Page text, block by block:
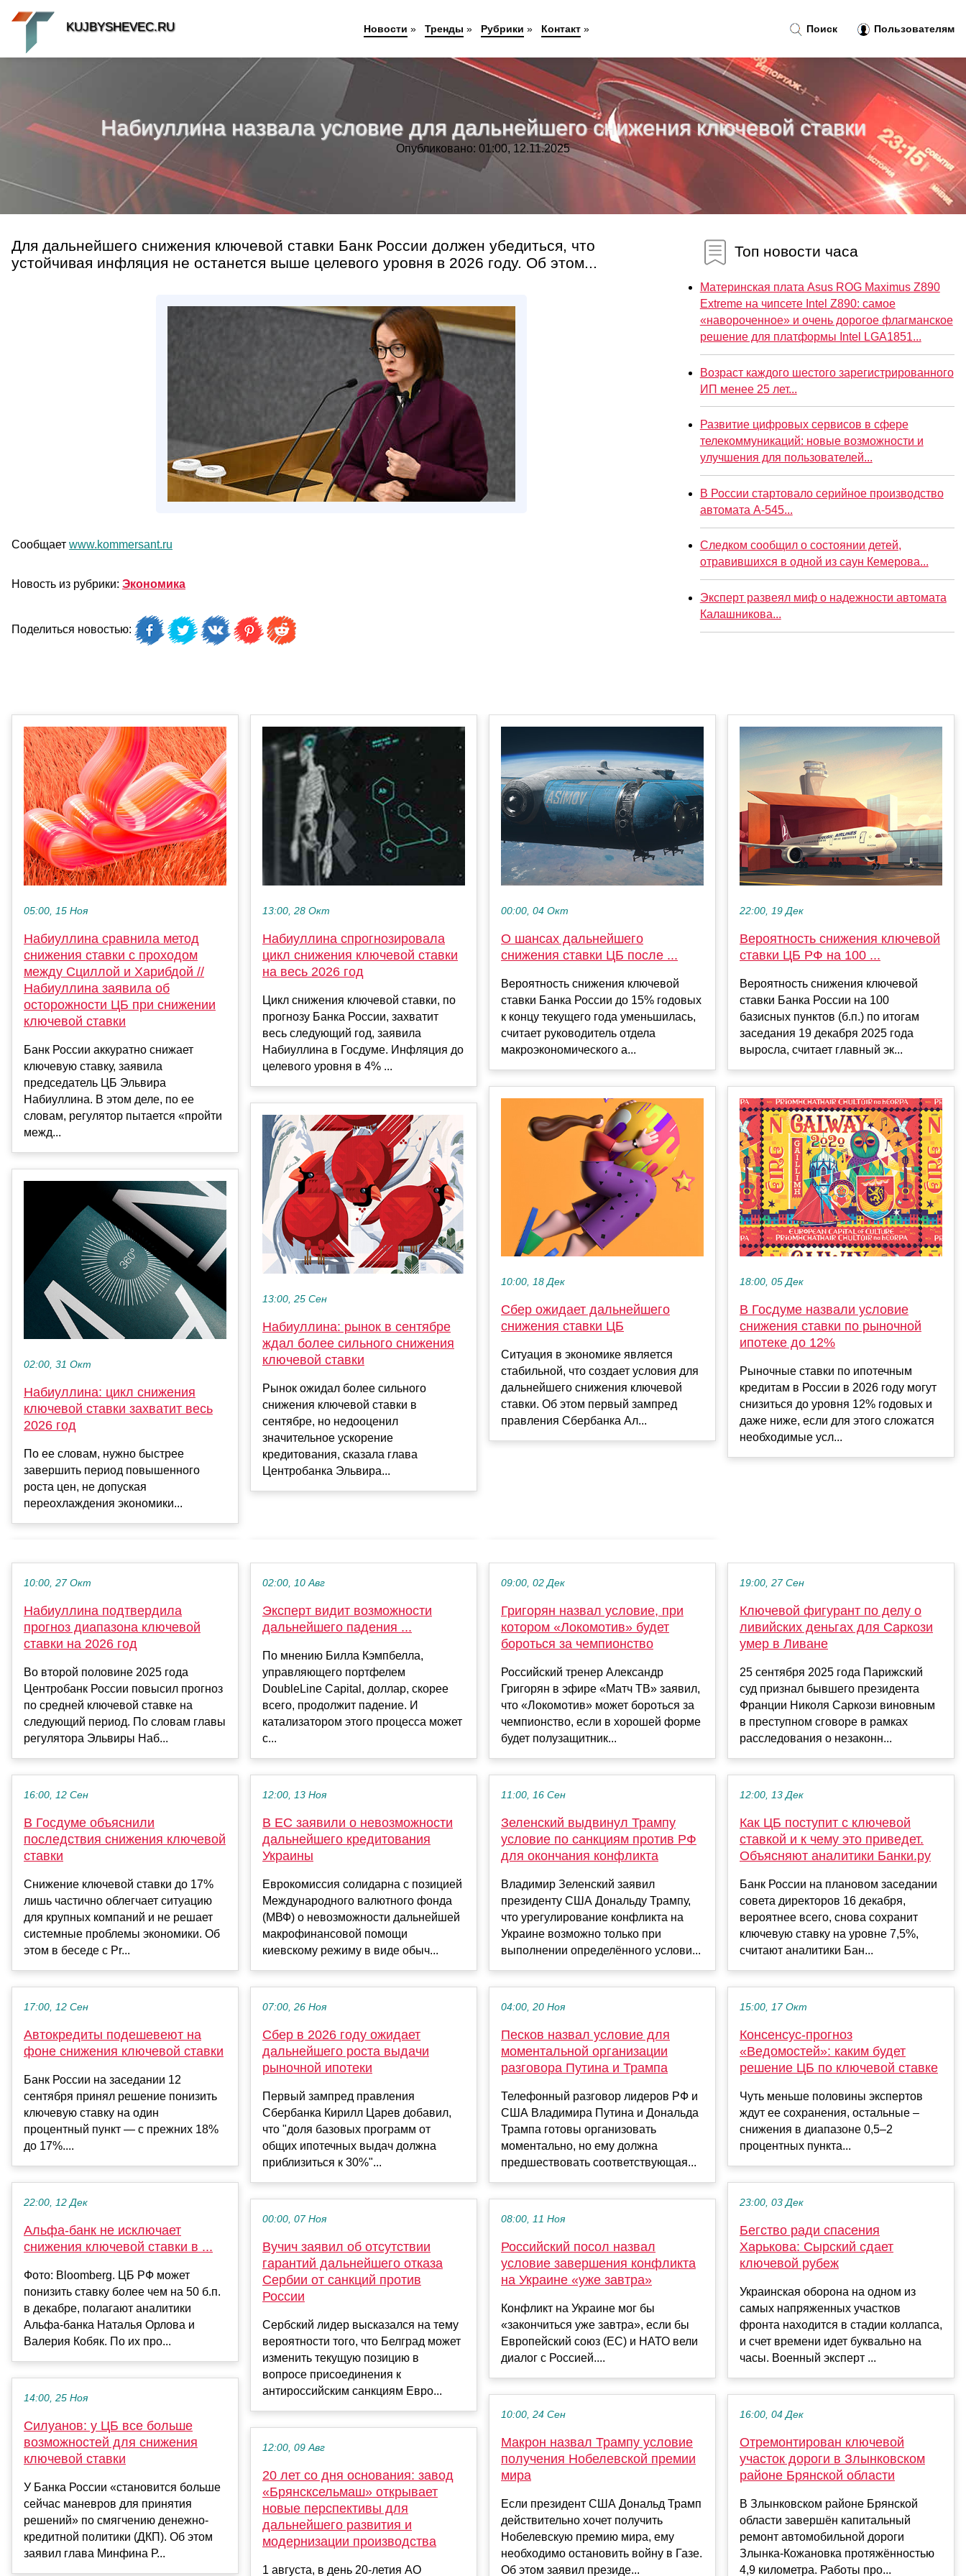
Набиуллина назвала условие для дальнейшего снижения ключевой ставки
Опубликовано: 01:00, 12.11.2025
Для дальнейшего снижения ключевой ставки Банк России должен убедиться, что
устойчивая инфляция не останется выше целевого уровня в 2026 году. Об этом...
Сообщает www.kommersant.ru
Новость из рубрики: Экономика
Поделиться новостью:
Топ новости часа
Материнская плата Asus ROG Maximus Z890
Extreme на чипсете Intel Z890: самое
«навороченное» и очень дорогое флагманское
решение для платформы Intel LGA1851...
Возраст каждого шестого зарегистрированного
ИП менее 25 лет...
Развитие цифровых сервисов в сфере
телекоммуникаций: новые возможности и
улучшения для пользователей...
В России стартовало серийное производство
автомата А-545...
Следком сообщил о состоянии детей,
отравившихся в одной из саун Кемерова...
Эксперт развеял миф о надежности автомата
Калашникова...
05:00, 15 Ноя
Набиуллина сравнила метод
снижения ставки с проходом
между Сциллой и Харибдой //
Набиуллина заявила об
осторожности ЦБ при снижении
ключевой ставки
Банк России аккуратно снижает
ключевую ставку, заявила
председатель ЦБ Эльвира
Набиуллина. В этом деле, по ее
словам, регулятор пытается «пройти
межд...
02:00, 31 Окт
Набиуллина: цикл снижения
ключевой ставки захватит весь
2026 год
По ее словам, нужно быстрее
завершить период повышенного
роста цен, не допуская
переохлаждения экономики...
13:00, 28 Окт
Набиуллина спрогнозировала
цикл снижения ключевой ставки
на весь 2026 год
Цикл снижения ключевой ставки, по
прогнозу Банка России, захватит
весь следующий год, заявила
Набиуллина в Госдуме. Инфляция до
целевого уровня в 4% ...
13:00, 25 Сен
Набиуллина: рынок в сентябре
ждал более сильного снижения
ключевой ставки
Рынок ожидал более сильного
снижения ключевой ставки в
сентябре, но недооценил
значительное ускорение
кредитования, сказала глава
Центробанка Эльвира...
00:00, 04 Окт
О шансах дальнейшего
снижения ставки ЦБ после ...
Вероятность снижения ключевой
ставки Банка России до 15% годовых
к концу текущего года уменьшилась,
считает руководитель отдела
макроэкономического а...
10:00, 18 Дек
Сбер ожидает дальнейшего
снижения ставки ЦБ
Ситуация в экономике является
стабильной, что создает условия для
дальнейшего снижения ключевой
ставки. Об этом первый зампред
правления Сбербанка Ал...
22:00, 19 Дек
Вероятность снижения ключевой
ставки ЦБ РФ на 100 ...
Вероятность снижения ключевой
ставки Банка России на 100
базисных пунктов (б.п.) по итогам
заседания 19 декабря 2025 года
выросла, считает главный эк...
18:00, 05 Дек
В Госдуме назвали условие
снижения ставки по рыночной
ипотеке до 12%
Рыночные ставки по ипотечным
кредитам в России в 2026 году могут
снизиться до уровня 12% годовых и
даже ниже, если для этого сложатся
необходимые усл...
10:00, 27 Окт
Набиуллина подтвердила
прогноз диапазона ключевой
ставки на 2026 год
Во второй половине 2025 года
Центробанк России повысил прогноз
по средней ключевой ставке на
следующий период. По словам главы
регулятора Эльвиры Наб...
16:00, 12 Сен
В Госдуме объяснили
последствия снижения ключевой
ставки
Снижение ключевой ставки до 17%
лишь частично облегчает ситуацию
для крупных компаний и не решает
системные проблемы экономики. Об
этом в беседе с Pr...
17:00, 12 Сен
Автокредиты подешевеют на
фоне снижения ключевой ставки
Банк России на заседании 12
сентября принял решение понизить
ключевую ставку на один
процентный пункт — с прежних 18%
до 17%....
22:00, 12 Дек
Альфа-банк не исключает
снижения ключевой ставки в ...
Фото: Bloomberg. ЦБ РФ может
понизить ставку более чем на 50 б.п.
в декабре, полагают аналитики
Альфа-банка Наталья Орлова и
Валерия Кобяк. По их про...
14:00, 25 Ноя
Силуанов: у ЦБ все больше
возможностей для снижения
ключевой ставки
У Банка России «становится больше
сейчас маневров для принятия
решений» по смягчению денежно-
кредитной политики (ДКП). Об этом
заявил глава Минфина Р...
02:00, 10 Авг
Эксперт видит возможности
дальнейшего падения ...
По мнению Билла Кэмпбелла,
управляющего портфелем
DoubleLine Capital, доллар, скорее
всего, продолжит падение. И
катализатором этого процесса может
с...
12:00, 13 Ноя
В ЕС заявили о невозможности
дальнейшего кредитования
Украины
Еврокомиссия солидарна с позицией
Международного валютного фонда
(МВФ) о невозможности дальнейшей
макрофинансовой помощи
киевскому режиму в виде обыч...
07:00, 26 Ноя
Сбер в 2026 году ожидает
дальнейшего роста выдачи
рыночной ипотеки
Первый зампред правления
Сбербанка Кирилл Царев добавил,
что "доля базовых программ от
общих ипотечных выдач должна
приблизиться к 30%"...
00:00, 07 Ноя
Вучич заявил об отсутствии
гарантий дальнейшего отказа
Сербии от санкций против
России
Сербский лидер высказался на тему
вероятности того, что Белград может
изменить текущую позицию в
вопросе присоединения к
антироссийским санкциям Евро...
12:00, 09 Авг
20 лет со дня основания: завод
«Брянсксельмаш» открывает
новые перспективы для
дальнейшего развития и
модернизации производства
1 августа, в день 20-летия АО
09:00, 02 Дек
Григорян назвал условие, при
котором «Локомотив» будет
бороться за чемпионство
Российский тренер Александр
Григорян в эфире «Матч ТВ» заявил,
что «Локомотив» может бороться за
чемпионство, если в хорошей форме
будет полузащитник...
11:00, 16 Сен
Зеленский выдвинул Трампу
условие по санкциям против РФ
для окончания конфликта
Владимир Зеленский заявил
президенту США Дональду Трампу,
что урегулирование конфликта на
Украине возможно только при
выполнении определённого услови...
04:00, 20 Ноя
Песков назвал условие для
моментальной организации
разговора Путина и Трампа
Телефонный разговор лидеров РФ и
США Владимира Путина и Дональда
Трампа готовы организовать
моментально, но ему должна
предшествовать соответствующая...
08:00, 11 Ноя
Российский посол назвал
условие завершения конфликта
на Украине «уже завтра»
Конфликт на Украине мог бы
«закончиться уже завтра», если бы
Европейский союз (ЕС) и НАТО вели
диалог с Россией....
10:00, 24 Сен
Макрон назвал Трампу условие
получения Нобелевской премии
мира
Если президент США Дональд Трамп
действительно хочет получить
Нобелевскую премию мира, ему
необходимо остановить войну в Газе.
Об этом заявил президе...
19:00, 27 Сен
Ключевой фигурант по делу о
ливийских деньгах для Саркози
умер в Ливане
25 сентября 2025 года Парижский
суд признал бывшего президента
Франции Николя Саркози виновным
в преступном сговоре в рамках
расследования о незаконн...
12:00, 13 Дек
Как ЦБ поступит с ключевой
ставкой и к чему это приведет.
Объясняют аналитики Банки.ру
Банк России на плановом заседании
совета директоров 16 декабря,
вероятнее всего, снова сохранит
ключевую ставку на уровне 7,5%,
считают аналитики Бан...
15:00, 17 Окт
Консенсус-прогноз
«Ведомостей»: каким будет
решение ЦБ по ключевой ставке
Чуть меньше половины экспертов
ждут ее сохранения, остальные –
снижения в диапазоне 0,5–2
процентных пункта...
23:00, 03 Дек
Бегство ради спасения
Харькова: Сырский сдает
ключевой рубеж
Украинская оборона на одном из
самых напряженных участков
фронта находится в стадии коллапса,
и счет времени идет буквально на
часы. Военный эксперт ...
16:00, 04 Дек
Отремонтирован ключевой
участок дороги в Злынковском
районе Брянской области
В Злынковском районе Брянской
области завершён капитальный
ремонт автомобильной дороги
Злынка-Кожановка протяжённостью
4,9 километра. Работы про...
Поиск Пользователям
KUJBYSHEVEC.RU Новости » Тренды » Рубрики » Контакт»